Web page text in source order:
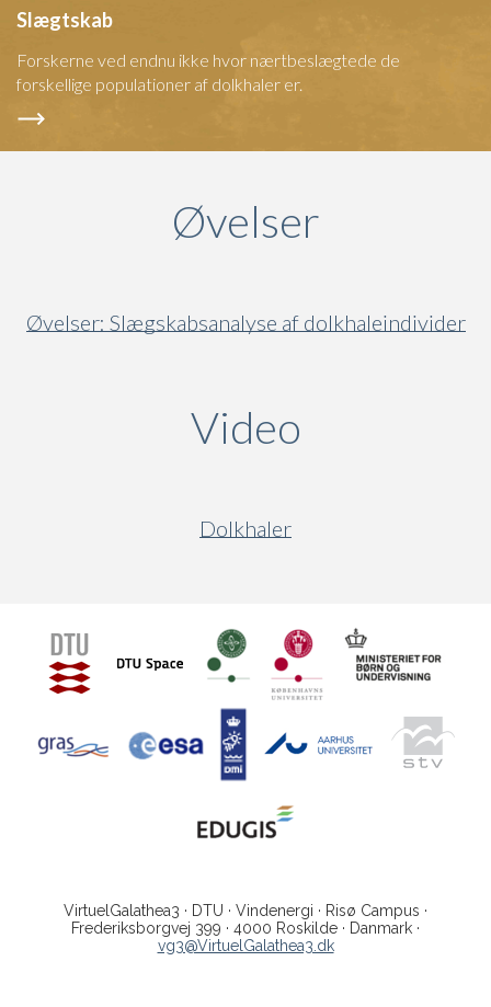
Slægtskab
Forskerne ved endnu ikke hvor nærtbeslægtede de
forskellige populationer af dolkhaler er.
Øvelser
Øvelser: Slægskabsanalyse af dolkhaleindivider
Video
Dolkhaler
VirtuelGalathea3 · DTU · Vindenergi · Risø Campus ·
Frederiksborgvej 399 · 4000 Roskilde · Danmark ·
vg3@VirtuelGalathea3.dk